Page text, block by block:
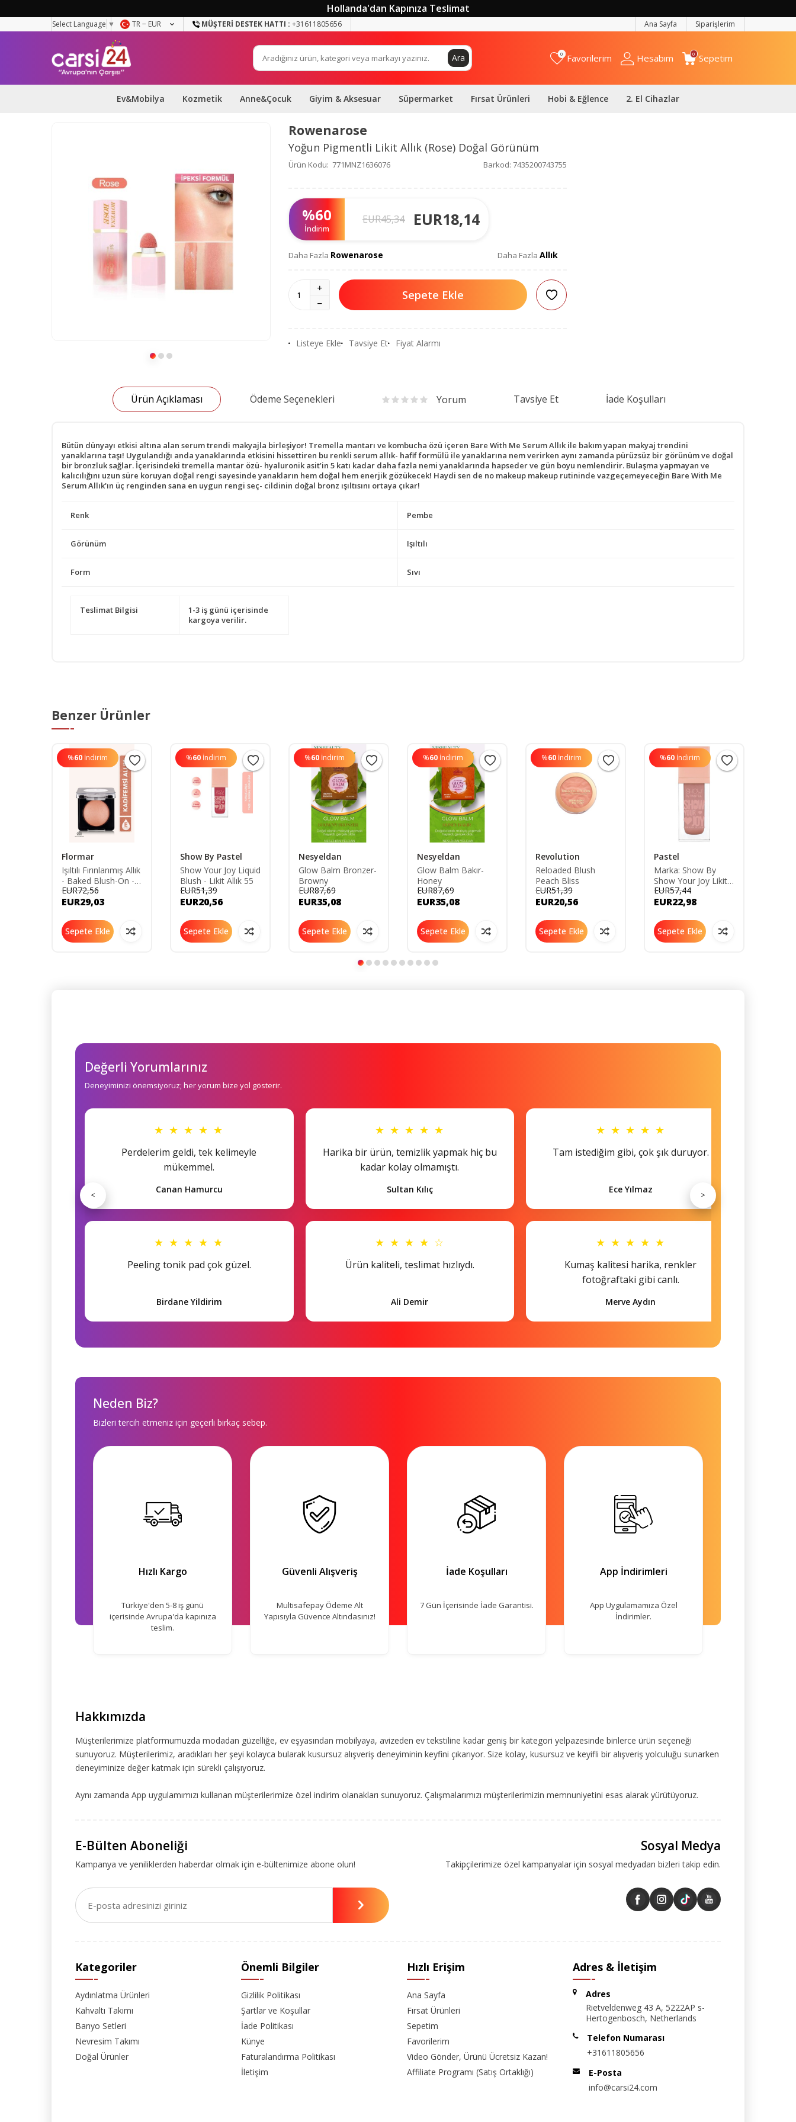
Hollanda'dan Kapınıza Teslimat
Select Language ▼ TR − EUR MÜŞTERI DESTEK HATTI : +31611805656 Ana Sayfa Siparişlerim
Ara 0 Favorilerim Hesabım 0 Sepetim
Ev&Mobilya Kozmetik Anne&Çocuk Giyim & Aksesuar Süpermarket Fırsat Ürünleri Hobi & Eğlence 2. El Cihazlar
Rowenarose
Yoğun Pigmentli Likit Allık (Rose) Doğal Görünüm
Ürün Kodu: 771MNZ1636076 Barkod: 7435200743755
%60
İndirim
EUR45,34 EUR18,14
Daha Fazla Rowenarose Daha Fazla Allık
Sepete Ekle
Listeye Ekle Tavsiye Et Fiyat Alarmı
Ürün Açıklaması Ödeme Seçenekleri Yorum Tavsiye Et İade Koşulları
Bütün dünyayı etkisi altına alan serum trendi makyajla birleşiyor! Tremella mantarı ve kombucha özü içeren Bare With Me Serum Allık ile bakım yapan makyaj trendini
yanaklarına taşı! Uygulandığı anda yanaklarında etkisini hissettiren bu renkli serum allık- hafif formülü ile yanaklarına nem verirken aynı zamanda pürüzsüz bir görünüm ve doğal
bir bronzluk sağlar. İçerisindeki tremella mantar özü- hyaluronik asit’in 5 katı kadar daha fazla nemi yanaklarında hapseder ve gün boyu nemlendirir. Bulaşma yapmayan ve
kalıcılığını uzun süre koruyan doğal rengi sayesinde yanakların hem doğal hem enerjik gözükecek! Haydi sen de no makeup makeup rutininde vazgeçemeyeceğin Bare With Me
Serum Allık'ın üç renginden sana en uygun rengi seç- cildinin doğal bronz ışıltısını ortaya çıkar!
Renk Pembe
Görünüm Işıltılı
Form Sıvı
Teslimat Bilgisi
1-3 iş günü içerisinde
kargoya verilir.
Benzer Ürünler
%60 İndirim
Flormar
Işıltılı Fırınlanmış Allık
- Baked Blush-On -
050 Peachy Bronze -
8682536051477
EUR72,56
EUR29,03
Sepete Ekle
%60 İndirim
Show By Pastel
Show Your Joy Liquid
Blush - Likit Allık 55
EUR51,39
EUR20,56
Sepete Ekle
%60 İndirim
Nesyeldan
Glow Balm Bronzer-
Browny
EUR87,69
EUR35,08
Sepete Ekle
%60 İndirim
Nesyeldan
Glow Balm Bakır-
Honey
EUR87,69
EUR35,08
Sepete Ekle
%60 İndirim
Revolution
Reloaded Blush
Peach Bliss
EUR51,39
EUR20,56
Sepete Ekle
%60 İndirim
Pastel
Marka: Show By
Show Your Joy Likit
Allık 51 Kategori: Allık
EUR57,44
EUR22,98
Sepete Ekle
Değerli Yorumlarınız
Deneyiminizi önemsiyoruz; her yorum bize yol gösterir.
★ ★ ★ ★ ★
Perdelerim geldi, tek kelimeyle
mükemmel.
Canan Hamurcu
★ ★ ★ ★ ★
Peeling tonik pad çok güzel.
Birdane Yildirim
★ ★ ★ ★ ★
Harika bir ürün, temizlik yapmak hiç bu
kadar kolay olmamıştı.
Sultan Kılıç
★ ★ ★ ★ ☆
Ürün kaliteli, teslimat hızlıydı.
Ali Demir
★ ★ ★ ★ ★
Tam istediğim gibi, çok şık duruyor.
Ece Yılmaz
★ ★ ★ ★ ★
Kumaş kalitesi harika, renkler
fotoğraftaki gibi canlı.
Merve Aydın
< >
Neden Biz?
Bizleri tercih etmeniz için geçerli birkaç sebep.
Hızlı Kargo
Türkiye'den 5-8 iş günü
içerisinde Avrupa'da kapınıza
teslim.
Güvenli Alışveriş
Multisafepay Ödeme Alt
Yapısıyla Güvence Altındasınız!
İade Koşulları
7 Gün İçerisinde İade Garantisi.
App İndirimleri
App Uygulamamıza Özel
İndirimler.
Hakkımızda
Müşterilerimize platformumuzda modadan güzelliğe, ev eşyasından mobilyaya, avizeden ev tekstiline kadar geniş bir kategori yelpazesinde binlerce ürün seçeneği
sunuyoruz. Müşterilerimiz, aradıkları her şeyi kolayca bularak kusursuz alışveriş deneyiminin keyfini çıkarıyor. Size kolay, kusursuz ve keyifli bir alışveriş yolculuğu sunarken
deneyiminize değer katmak için sürekli çalışıyoruz.
Aynı zamanda App uygulamımızı kullanan müşterilerimize özel indirim olanakları sunuyoruz. Çalışmalarımızı müşterilerimizin memnuniyetini esas alarak yürütüyoruz.
E-Bülten Aboneliği
Kampanya ve yeniliklerden haberdar olmak için e-bültenimize abone olun!
Sosyal Medya
Takipçilerimize özel kampanyalar için sosyal medyadan bizleri takip edin.
Kategoriler
Aydınlatma Ürünleri
Kahvaltı Takımı
Banyo Setleri
Nevresim Takımı
Doğal Ürünler
Önemli Bilgiler
Gizlilik Politikası
Şartlar ve Koşullar
İade Politikası
Künye
Faturalandırma Politikası
İletişim
Hızlı Erişim
Ana Sayfa
Fırsat Ürünleri
Sepetim
Favorilerim
Video Gönder, Ürünü Ücretsiz Kazan!
Affiliate Programı (Satış Ortaklığı)
Adres & İletişim
Adres
Rietveldenweg 43 A, 5222AP s-
Hertogenbosch, Netherlands
Telefon Numarası
+31611805656
E-Posta
info@carsi24.com